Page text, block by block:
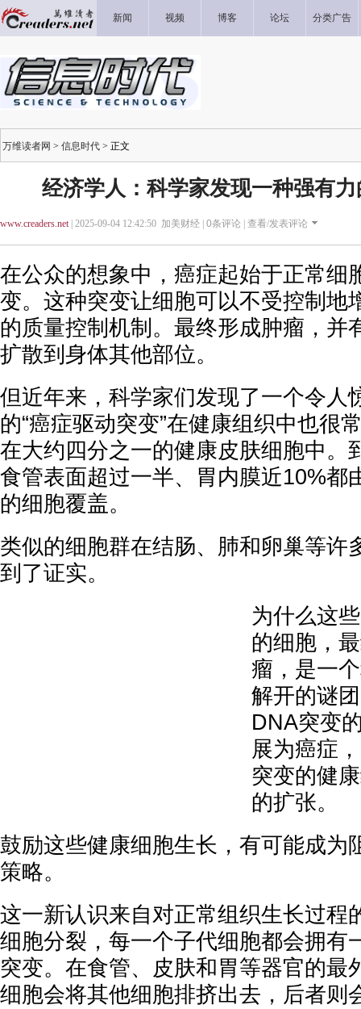
新闻 视频 博客 论坛 分类广告
万维读者网 > 信息时代 > 正文
经济学人：科学家发现一种强有
www.creaders.net| 2025-09-04 12:42:50 加美财经 | 0条评论 | 查看/发表评论
在公众的想象中，癌症起始于正常细
变。这种突变让细胞可以不受控制地
的质量控制机制。最终形成肿瘤，并
扩散到身体其他部位。
但近年来，科学家们发现了一个令
的“癌症驱动突变”在健康组织中也很
在大约四分之一的健康皮肤细胞中。
食管表面超过一半、胃内膜近10%都
的细胞覆盖。
类似的细胞群在结肠、肺和卵巢等许
到了证实。
为什么这
的细胞，
瘤，是一
解开的谜
DNA突变
展为癌症
突变的健
的扩张。
鼓励这些健康细胞生长，有可能成为
策略。
这一新认识来自对正常组织生长过程
细胞分裂，每一个子代细胞都会拥有
突变。在食管、皮肤和胃等器官的最
细胞会将其他细胞排挤出去，后者则